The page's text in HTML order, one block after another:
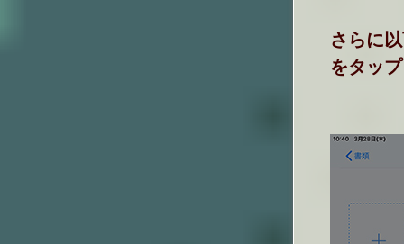
さらに
をタッ